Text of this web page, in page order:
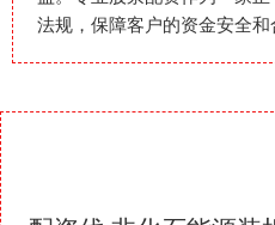
法规，保障客户的资金安全和